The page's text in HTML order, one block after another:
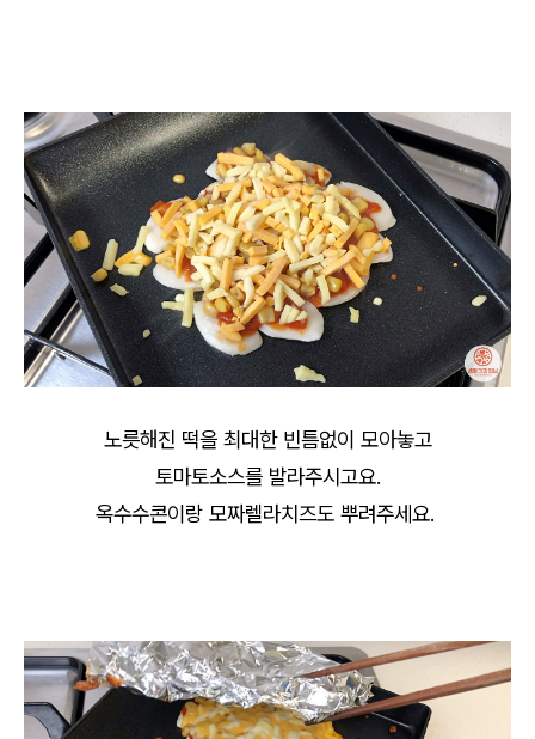
노릇해진 떡을 최대한 빈틈없이 모아놓고
토마토소스를 발라주시고요.
옥수수콘이랑 모짜렐라치즈도 뿌려주세요.